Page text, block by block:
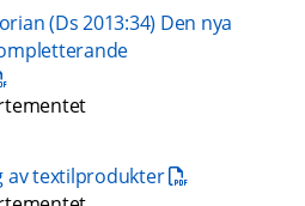
(Ds 2013:34) Den nya
119 kB.
av textilprodukterpdf, 146.5 kB.